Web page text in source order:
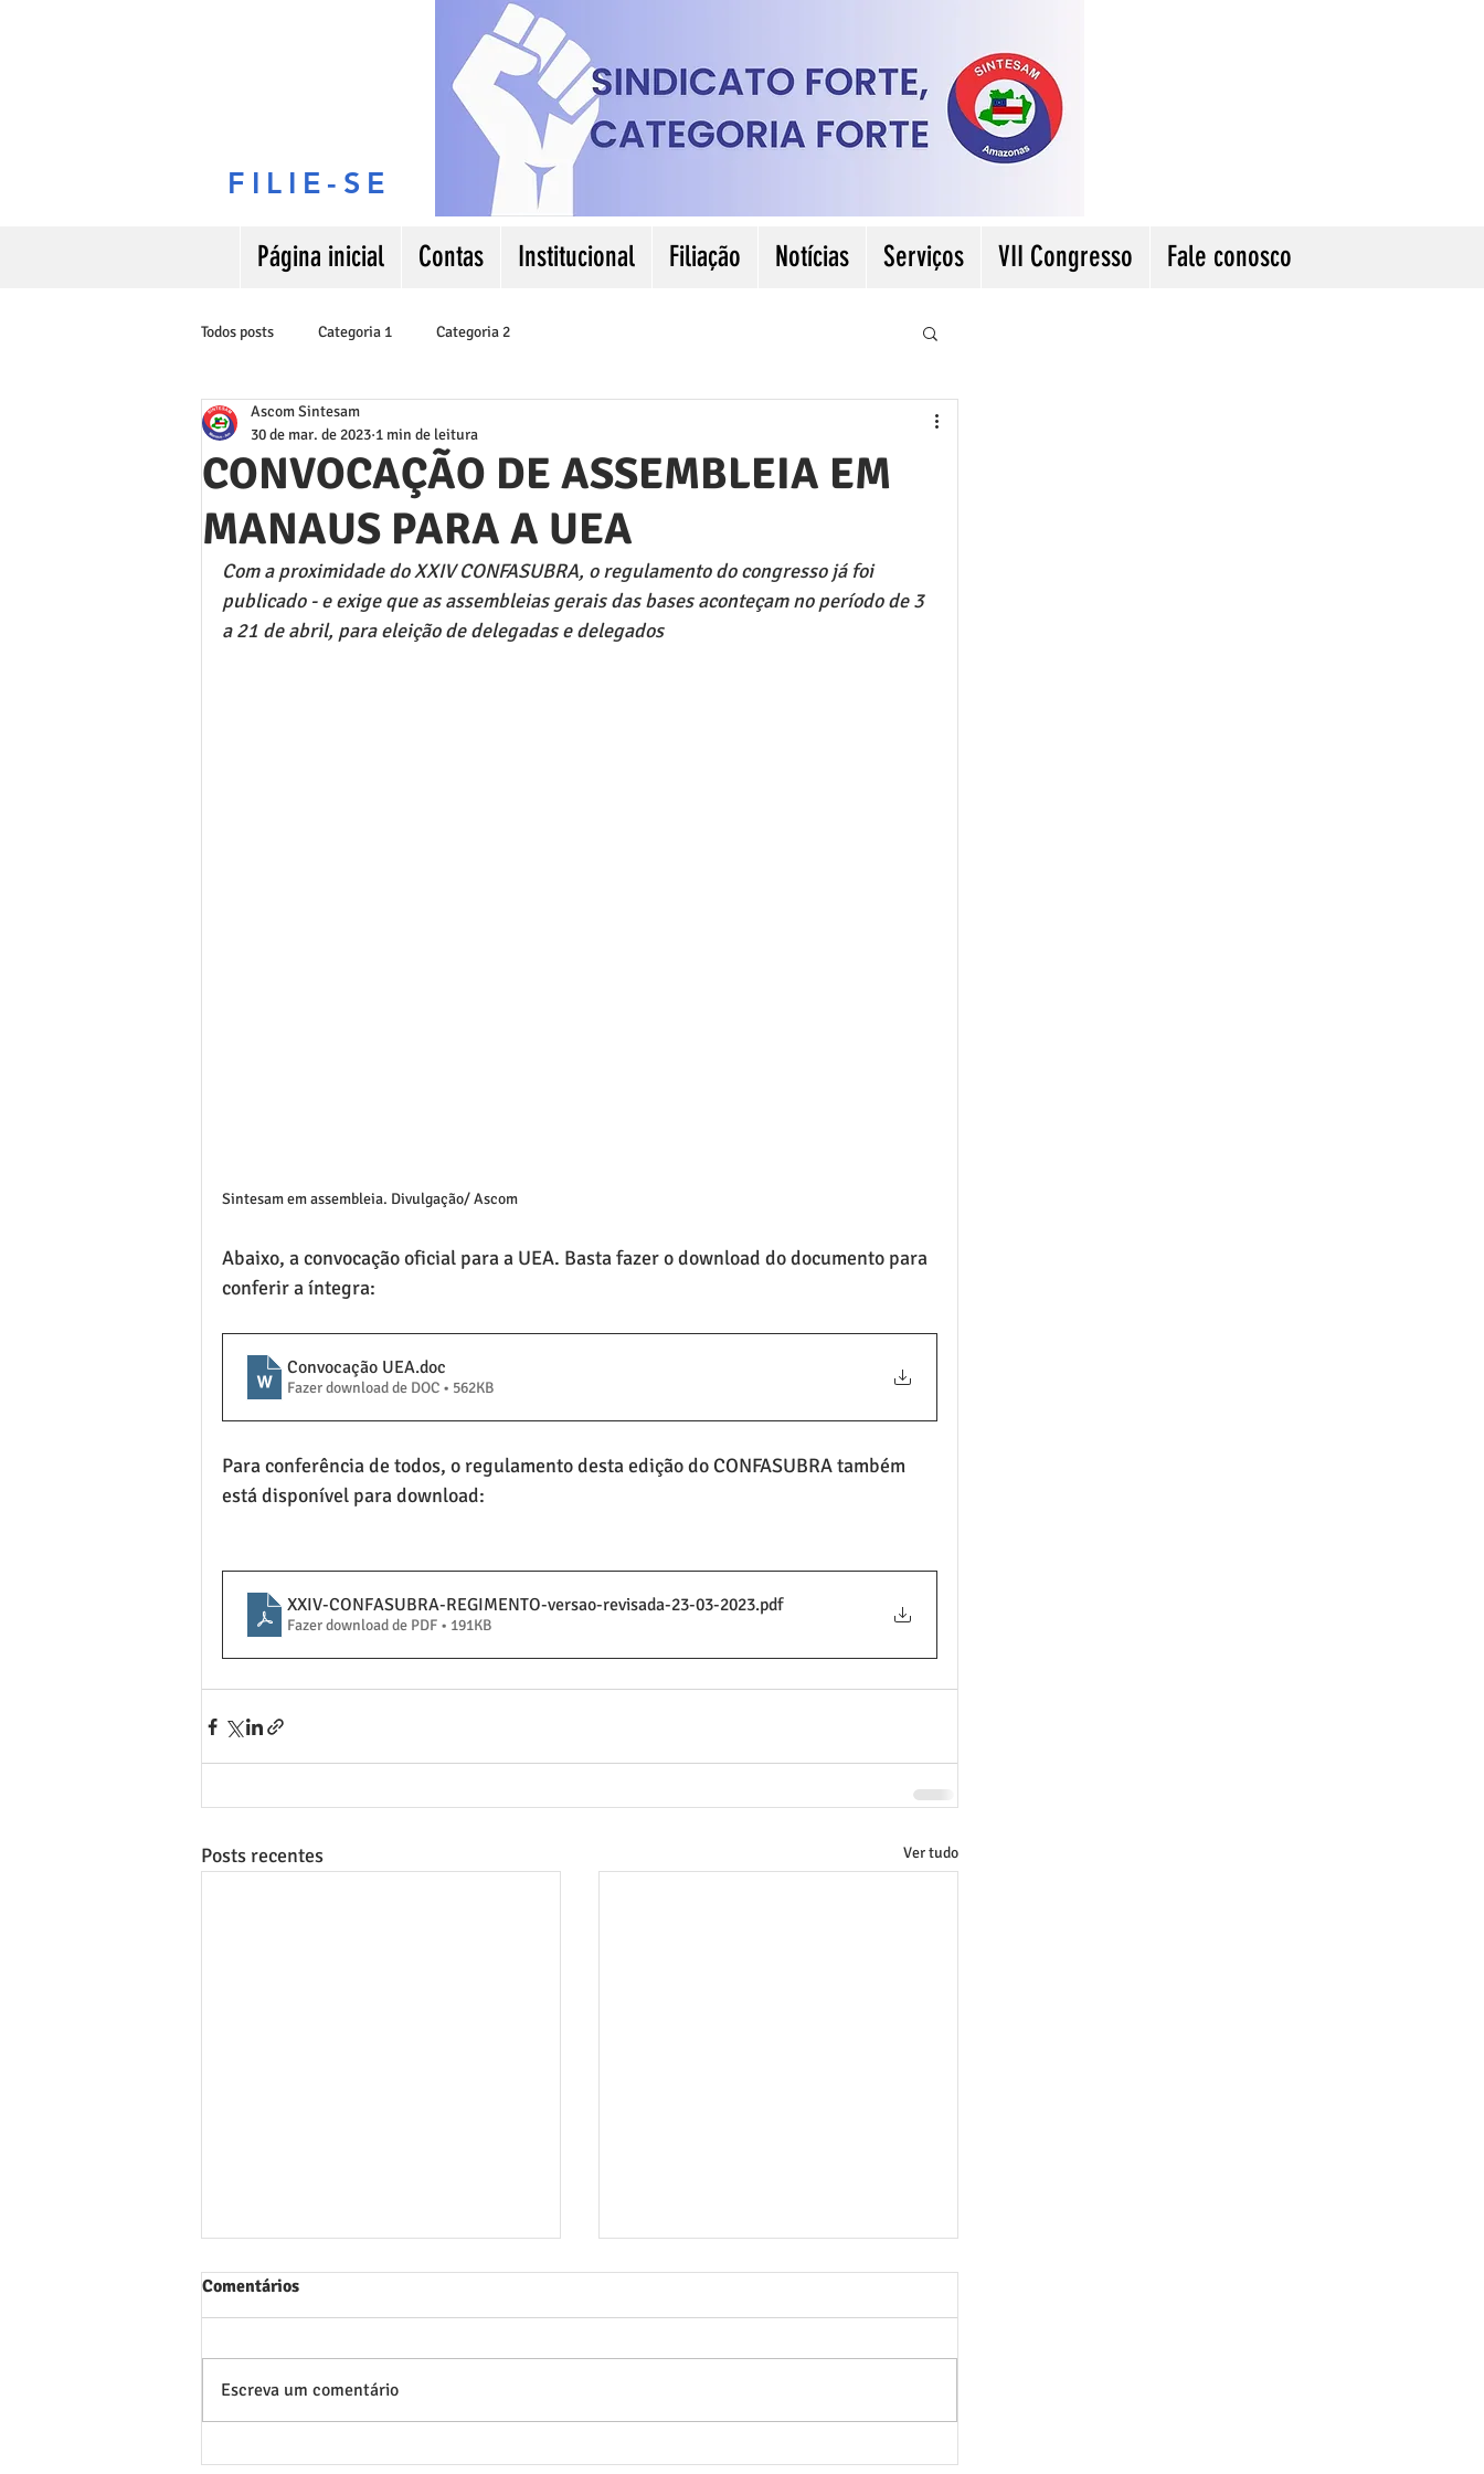
FILIE-SE
Página inicial Contas Institucional Filiação Notícias Serviços VII Congresso Fale conosco
Todos posts Categoria 1 Categoria 2
CONVOCAÇÃO DE ASSEMBLEIA EM
MANAUS PARA A UEA
Ascom Sintesam
30 de mar. de 2023 1 min de leitura
Com a proximidade do XXIV CONFASUBRA, o regulamento do congresso já foi
publicado - e exige que as assembleias gerais das bases aconteçam no período de 3
a 21 de abril, para eleição de delegadas e delegados
Sintesam em assembleia. Divulgação/ Ascom
Abaixo, a convocação oficial para a UEA. Basta fazer o download do documento para
conferir a íntegra:
Convocação UEA.doc
Fazer download de DOC • 562KB
Para conferência de todos, o regulamento desta edição do CONFASUBRA também
está disponível para download:
XXIV-CONFASUBRA-REGIMENTO-versao-revisada-23-03-2023.pdf
Fazer download de PDF • 191KB
Posts recentes Ver tudo
Comentários
Escreva um comentário